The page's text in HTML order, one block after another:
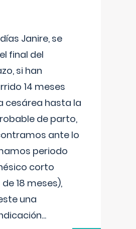
Janire, se
final del
si han
14 meses
cesárea hasta la
de parto,
ante lo
periodo
corto
18 meses),
una
...